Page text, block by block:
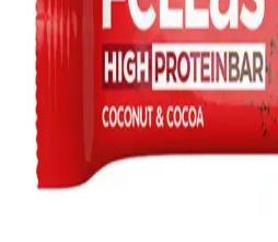
Evde yetiştirilen malzemelerle
maliyetle sağlıklı ve ekonomik öğle
Filizler, ev yapımı yoğurt ve ekmekle
Tavuk İçin En Lezzetli ve
Yemeklerinize Renk Katın
Tavuk yemeklerine özel çeşitli sos
sağlıklı içerikleriyle sofralarınıza